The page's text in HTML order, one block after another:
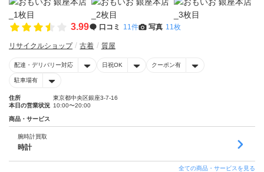
3.99 口コミ 11件 写真 11枚
リサイクルショップ 古着 質屋
配達・デリバリー対応 日祝OK クーポン有
駐車場有
住所
東京都中央区銀座3-7-16
本日の営業状況 10:00〜20:00
商品・サービス
腕時計買取
時計
全ての商品・サービスを見る